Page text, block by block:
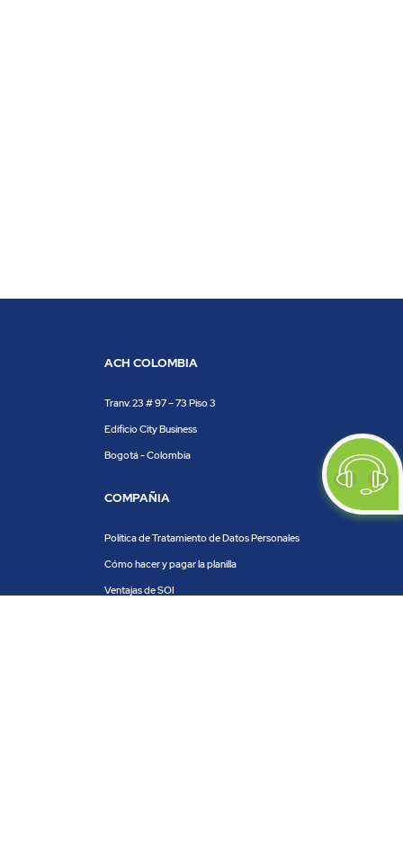
ACH COLOMBIA
Tranv. 23 # 97 – 73 Piso 3
Edificio City Business
Bogotá - Colombia
COMPAÑIA
Política de Tratamiento de Datos Personales
Cómo hacer y pagar la planilla
Ventajas de SOI